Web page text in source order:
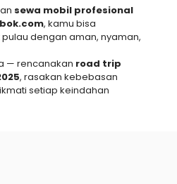
sewa mobil profesional
, kamu bisa
dengan aman, nyaman,
— rencanakan road trip
, rasakan kebebasan
setiap keindahan